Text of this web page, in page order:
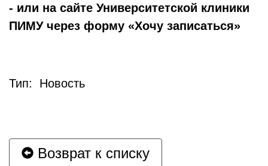
- или на сайте Университетской клиники
ПИМУ через форму «Хочу записаться»
Тип: Новость
Возврат к списку